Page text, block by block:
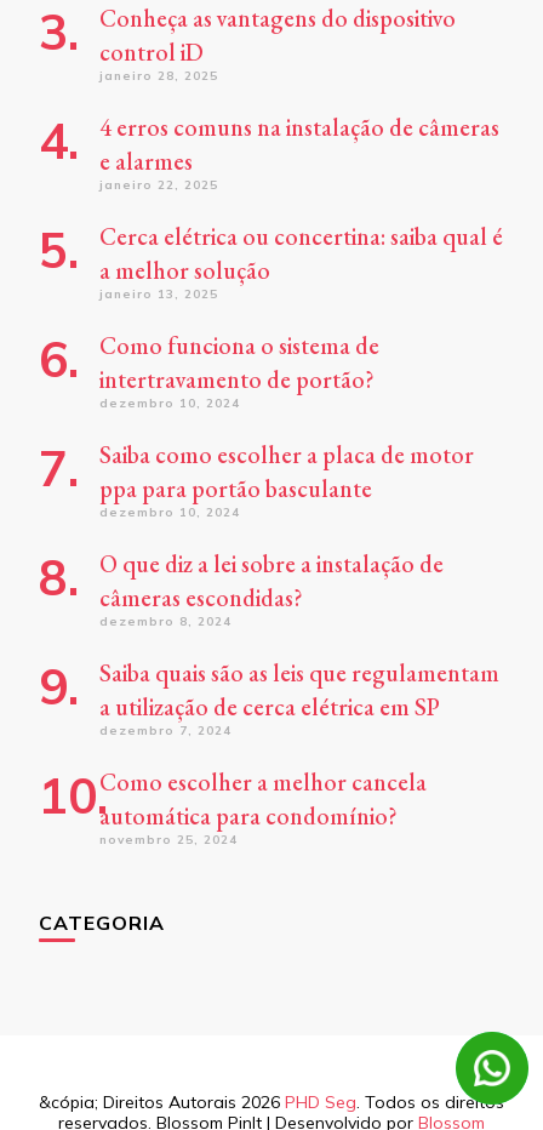
Conheça as vantagens do dispositivo
control iD
janeiro 28, 2025
4 erros comuns na instalação de câmeras
e alarmes
janeiro 22, 2025
Cerca elétrica ou concertina: saiba qual é
a melhor solução
janeiro 13, 2025
Como funciona o sistema de
intertravamento de portão?
dezembro 10, 2024
Saiba como escolher a placa de motor
ppa para portão basculante
dezembro 10, 2024
O que diz a lei sobre a instalação de
câmeras escondidas?
dezembro 8, 2024
Saiba quais são as leis que regulamentam
a utilização de cerca elétrica em SP
dezembro 7, 2024
Como escolher a melhor cancela
automática para condomínio?
novembro 25, 2024
CATEGORIA
&cópia; Direitos Autorais 2026 PHD Seg . Todos os direitos
reservados. Blossom PinIt | Desenvolvido por Blossom